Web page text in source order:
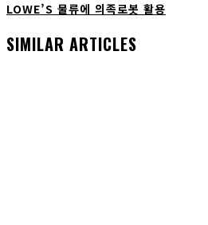
AI트랜스포메이션 아카
LOWE’S 물류에 의족로봇 활용
SIMILAR ARTICLES